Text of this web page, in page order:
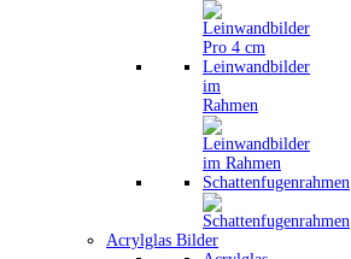
Leinwandbilder
im
Rahmen
Schattenfugenrahmen
Acrylglas Bilder